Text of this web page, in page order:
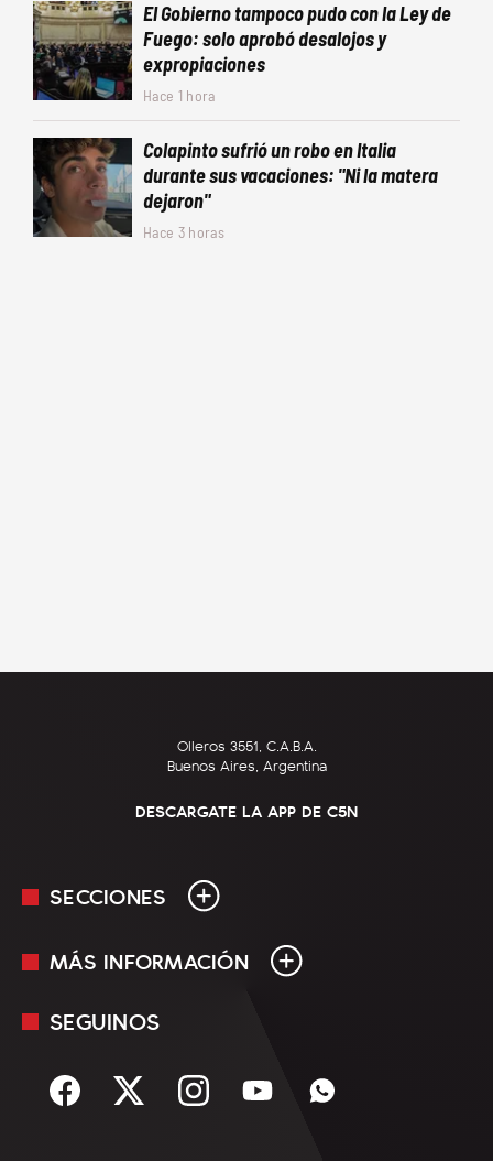
El Gobierno tampoco pudo con la Ley de
Fuego: solo aprobó desalojos y
expropiaciones
Hace 1 hora
Colapinto sufrió un robo en Italia
durante sus vacaciones: "Ni la matera
dejaron"
Hace 3 horas
Olleros 3551, C.A.B.A.
Buenos Aires, Argentina
DESCARGATE LA APP DE C5N
SECCIONES
En Vivo
Sociedad
MÁS INFORMACIÓN
Mediakit
Términos y condiciones
SEGUINOS